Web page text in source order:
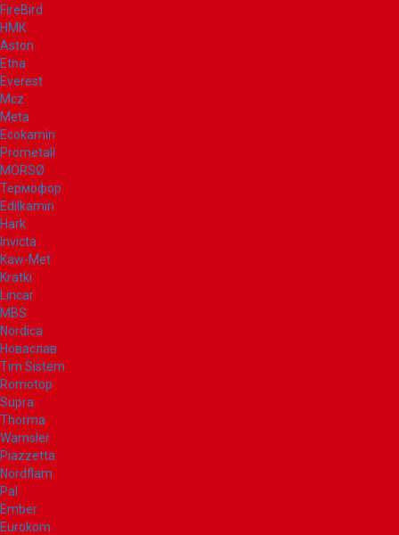
FireBird
НМК
Aston
Etna
Everest
Mcz
Meta
Ecokamin
Prometall
MORSØ
Термофор
Edilkamin
Hark
Invicta
Kaw-Met
Kratki
Lincar
MBS
Nordica
Новаслав
Tim Sistem
Romotop
Supra
Thorma
Wamsler
Piazzetta
Nordflam
Pal
Ember
Eurokom